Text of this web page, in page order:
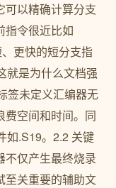
可以精确计算分支
指令很近比如
更快的短分支指
就是为什么文档强
未定义汇编器无
费空间和时间。同
如.S19。2.2 关键
不仅产生最终烧录
至关重要的辅助文